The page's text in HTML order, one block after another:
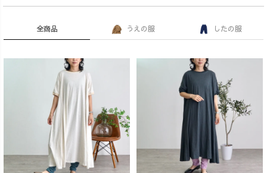
全商品 うえの服 したの服